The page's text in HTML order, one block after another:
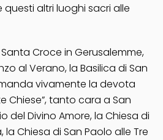
altri luoghi sacri alle
Croce in Gerusalemme,
al Verano, la Basilica di San
vivamente la devota
Chiese”, tanto cara a San
del Divino Amore, la Chiesa di
la Chiesa di San Paolo alle Tre